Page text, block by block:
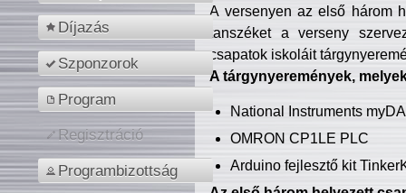
Díjazás
Szponzorok
Program
Regisztráció
Programbizottság
A versenyen az első három
tanszéket a verseny
csapatok iskoláit
A tárgynyeremények,
National Instruments
OMRON CP1LE PLC
Arduino fejlesztő kit